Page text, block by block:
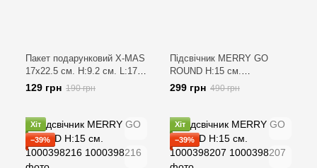
Пакет подарунковий X-MAS
17x22.5 см. H:9.2 см. L:17
см. 1000454208
129 грн 190 грн
Підсвічник MERRY GO
ROUND H:15 см.
1000398206
299 грн 490 грн
Хіт
−39%
Хіт
−39%